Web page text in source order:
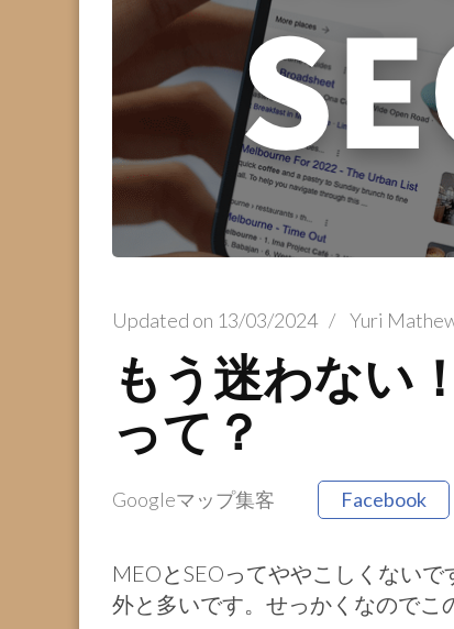
Updated on 13/03/2024 / Yuri
もう迷わない
って？
Googleマップ集客 Facebook
MEOとSEOってややこしくない
外と多いです。せっかくなのでこ